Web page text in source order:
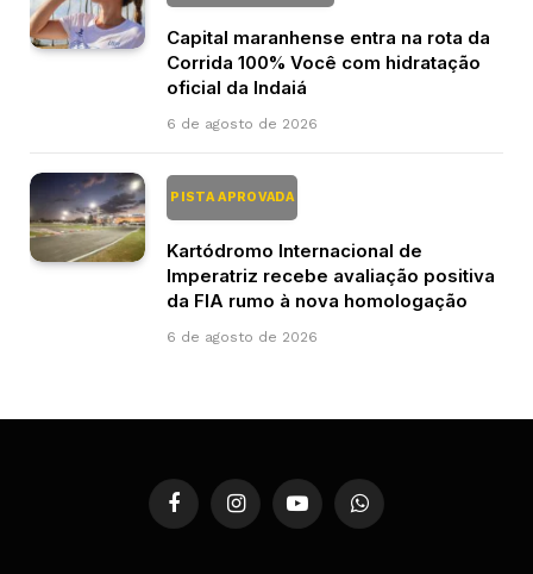
Capital maranhense entra na rota da
Corrida 100% Você com hidratação
oficial da Indaiá
6 de agosto de 2026
PISTA APROVADA
Kartódromo Internacional de
Imperatriz recebe avaliação positiva
da FIA rumo à nova homologação
6 de agosto de 2026
FacebookInstagramYouTubeWhatsApp